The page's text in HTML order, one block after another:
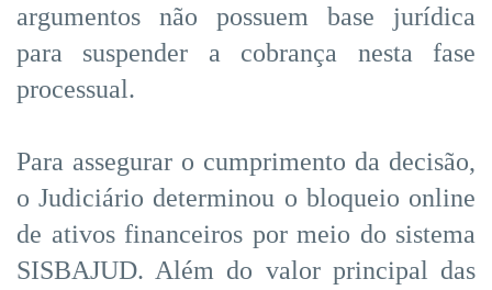
argumentos não possuem base jurídica
para suspender a cobrança nesta fase
processual.
Para assegurar o cumprimento da decisão,
o Judiciário determinou o bloqueio online
de ativos financeiros por meio do sistema
SISBAJUD. Além do valor principal das